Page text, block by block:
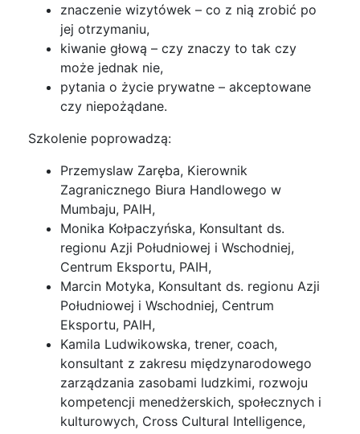
znaczenie wizytówek – co z nią zrobić po
jej otrzymaniu,
kiwanie głową – czy znaczy to tak czy
może jednak nie,
pytania o życie prywatne – akceptowane
czy niepożądane.
Szkolenie poprowadzą:
Przemyslaw Zaręba, Kierownik
Zagranicznego Biura Handlowego w
Mumbaju, PAIH,
Monika Kołpaczyńska, Konsultant ds.
regionu Azji Południowej i Wschodniej,
Centrum Eksportu, PAIH,
Marcin Motyka, Konsultant ds. regionu Azji
Południowej i Wschodniej, Centrum
Eksportu, PAIH,
Kamila Ludwikowska, trener, coach,
konsultant z zakresu międzynarodowego
zarządzania zasobami ludzkimi, rozwoju
kompetencji menedżerskich, społecznych i
kulturowych, Cross Cultural Intelligence,